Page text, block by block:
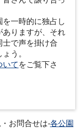
一時的に独占し
ありますが、それ
士で声を掛け合
う。
いて をご覧下さ
お問合せは-各公園